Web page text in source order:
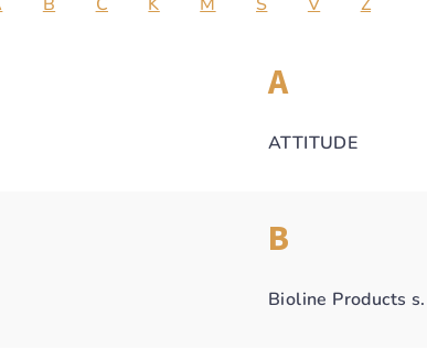
A
ATTITUDE
B
Bioline Products